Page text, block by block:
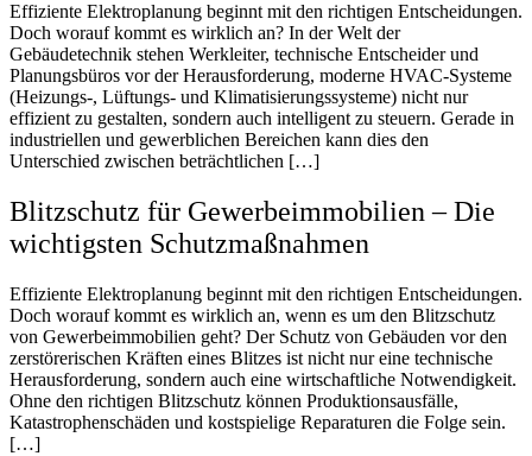
Effiziente Elektroplanung beginnt mit den richtigen Entscheidungen.
Doch worauf kommt es wirklich an? In der Welt der
Gebäudetechnik stehen Werkleiter, technische Entscheider und
Planungsbüros vor der Herausforderung, moderne HVAC-Systeme
(Heizungs-, Lüftungs- und Klimatisierungssysteme) nicht nur
effizient zu gestalten, sondern auch intelligent zu steuern. Gerade in
industriellen und gewerblichen Bereichen kann dies den
Unterschied zwischen beträchtlichen […]
Blitzschutz für Gewerbeimmobilien – Die
wichtigsten Schutzmaßnahmen
Effiziente Elektroplanung beginnt mit den richtigen Entscheidungen.
Doch worauf kommt es wirklich an, wenn es um den Blitzschutz
von Gewerbeimmobilien geht? Der Schutz von Gebäuden vor den
zerstörerischen Kräften eines Blitzes ist nicht nur eine technische
Herausforderung, sondern auch eine wirtschaftliche Notwendigkeit.
Ohne den richtigen Blitzschutz können Produktionsausfälle,
Katastrophenschäden und kostspielige Reparaturen die Folge sein.
[…]